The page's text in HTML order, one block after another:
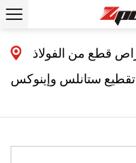
قطع من الفولاذ
ستانلس وإينوكس